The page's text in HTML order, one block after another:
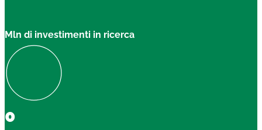
Mln di investimenti in ricerca
0